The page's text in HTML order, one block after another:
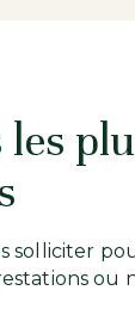
les
solliciter
ou